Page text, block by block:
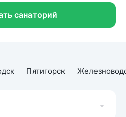
санаторий
Пятигорск